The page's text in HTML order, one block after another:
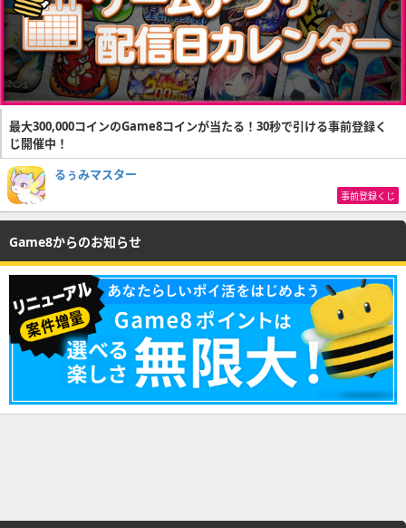
最大300,000コインのGame8コインが当たる！30秒で引ける事前登録く
じ開催中！
るぅみマスター
事前登録くじ
Game8からのお知らせ